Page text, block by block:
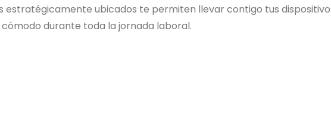
ubicados te permiten llevar contigo tus
durante toda la jornada laboral.